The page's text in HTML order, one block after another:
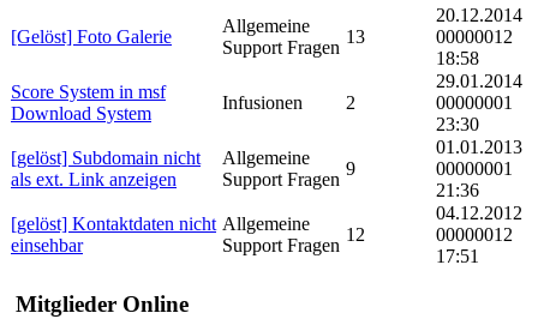
[Gelöst] Foto Galerie
Allgemeine
Support Fragen
13
20.12.2014
00000012
18:58
Score System in msf
Download System
Infusionen 2
29.01.2014
00000001
23:30
[gelöst] Subdomain nicht
als ext. Link anzeigen
Allgemeine
Support Fragen
9
01.01.2013
00000001
21:36
[gelöst] Kontaktdaten nicht
einsehbar
Allgemeine
Support Fragen
12
04.12.2012
00000012
17:51
Mitglieder Online